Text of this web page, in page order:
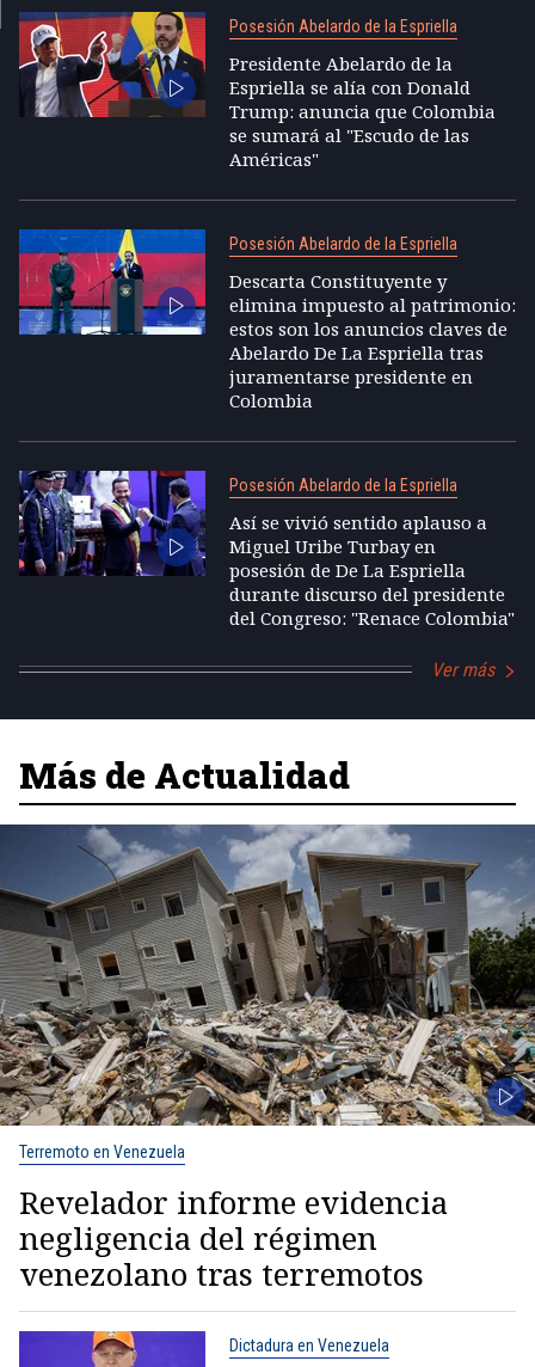
Posesión Abelardo de la Espriella
Presidente Abelardo de la
Espriella se alía con Donald
Trump: anuncia que Colombia
se sumará al "Escudo de las
Américas"
Posesión Abelardo de la Espriella
Descarta Constituyente y
elimina impuesto al patrimonio:
estos son los anuncios claves de
Abelardo De La Espriella tras
juramentarse presidente en
Colombia
Posesión Abelardo de la Espriella
Así se vivió sentido aplauso a
Miguel Uribe Turbay en
posesión de De La Espriella
durante discurso del presidente
del Congreso: "Renace Colombia"
Ver más
Más de Actualidad
Terremoto en Venezuela
Revelador informe evidencia
negligencia del régimen
venezolano tras terremotos
Dictadura en Venezuela